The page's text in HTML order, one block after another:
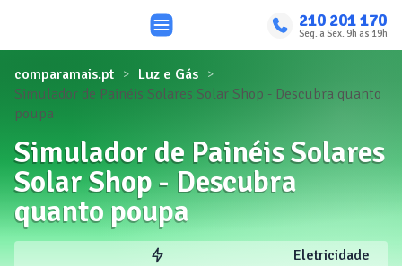
210 201 170
Seg. a Sex. 9h as 19h
comparamais.pt
Luz e Gás
Simulador de Painéis Solares Solar Shop - Descubra quanto
poupa
Simulador de Painéis Solares
Solar Shop - Descubra
quanto poupa
Eletricidade